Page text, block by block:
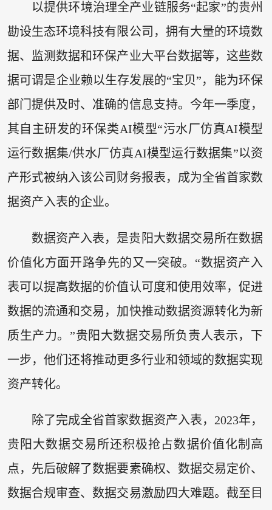
以提供环境治理全产业链服务“起家”的贵州
勘设生态环境科技有限公司，拥有大量的环境数
据、监测数据和环保产业大平台数据等，这些数
据可谓是企业赖以生存发展的“宝贝”，能为环保
部门提供及时、准确的信息支持。今年一季度，
其自主研发的环保类AI模型“污水厂仿真AI模型
运行数据集/供水厂仿真AI模型运行数据集”以资
产形式被纳入该公司财务报表，成为全省首家数
据资产入表的企业。
数据资产入表，是贵阳大数据交易所在数据
价值化方面开路争先的又一突破。“数据资产入
表可以提高数据的价值认可度和使用效率，促进
数据的流通和交易，加快推动数据资源转化为新
质生产力。”贵阳大数据交易所负责人表示，下
一步，他们还将推动更多行业和领域的数据实现
资产转化。
除了完成全省首家数据资产入表，2023年，
贵阳大数据交易所还积极抢占数据价值化制高
点，先后破解了数据要素确权、数据交易定价、
数据合规审查、数据交易激励四大难题。截至目